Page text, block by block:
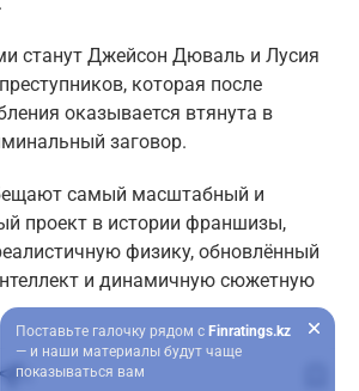
станут Джейсон Дюваль и Лусия
которая после
оказывается втянута в
заговор.
самый масштабный и
проект в истории франшизы,
физику, обновлённый
и динамичную сюжетную
0
Поставьте галочку рядом с Finratings.kz
— и наши материалы будут чаще
показываться вам